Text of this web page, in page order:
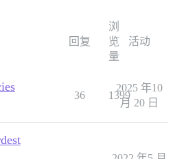
回复
浏
览
量
活动
36 1399
2025 年10
月 20 日